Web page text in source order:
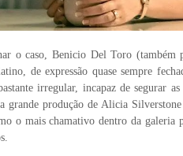
o caso, Benicio Del Toro
de expressão quase sempre
irregular, incapaz de segurar
grande produção de Alicia
o mais chamativo dentro da galeria